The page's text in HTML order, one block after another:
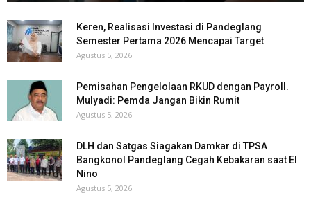
Keren, Realisasi Investasi di Pandeglang
Semester Pertama 2026 Mencapai Target
Agustus 5, 2026
Pemisahan Pengelolaan RKUD dengan Payroll.
Mulyadi: Pemda Jangan Bikin Rumit
Agustus 5, 2026
DLH dan Satgas Siagakan Damkar di TPSA
Bangkonol Pandeglang Cegah Kebakaran saat El
Nino
Agustus 5, 2026